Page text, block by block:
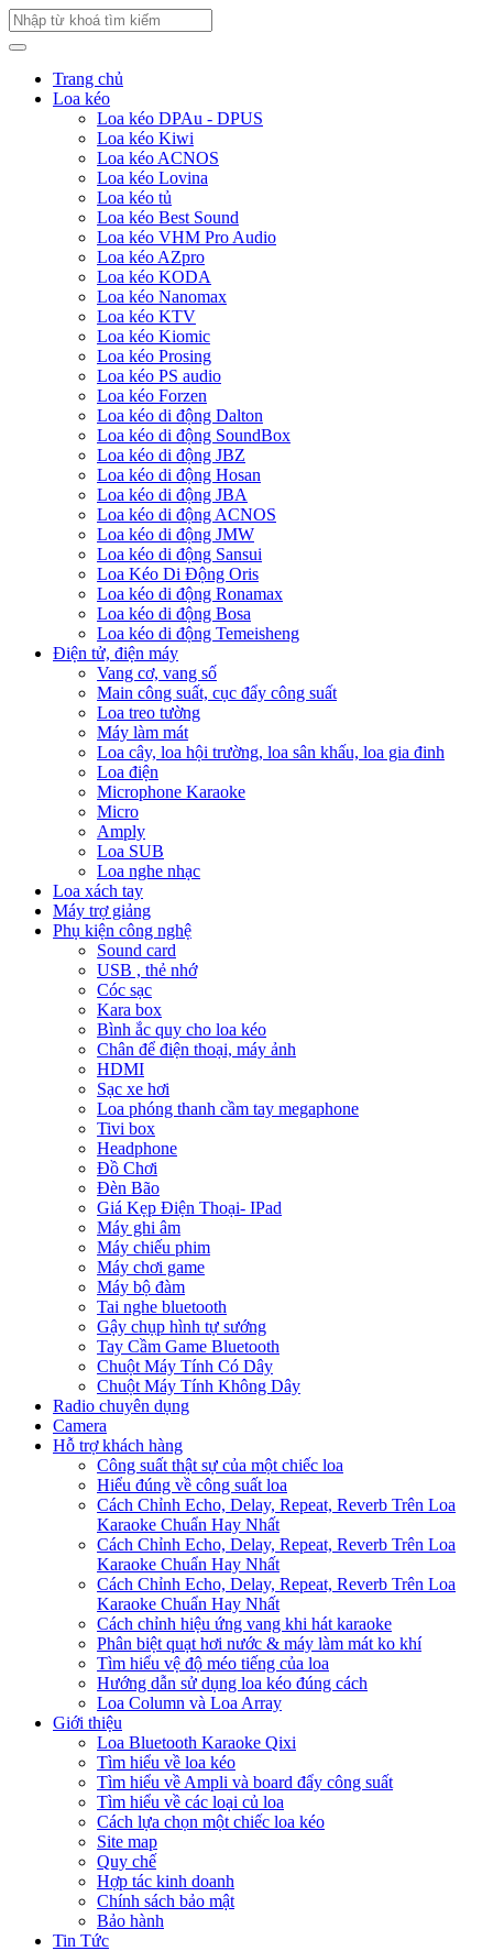
Trang chủ
Loa kéo
Loa kéo DPAu - DPUS
Loa kéo Kiwi
Loa kéo ACNOS
Loa kéo Lovina
Loa kéo tủ
Loa kéo Best Sound
Loa kéo VHM Pro Audio
Loa kéo AZpro
Loa kéo KODA
Loa kéo Nanomax
Loa kéo KTV
Loa kéo Kiomic
Loa kéo Prosing
Loa kéo PS audio
Loa kéo Forzen
Loa kéo di động Dalton
Loa kéo di động SoundBox
Loa kéo di động JBZ
Loa kéo di động Hosan
Loa kéo di động JBA
Loa kéo di động ACNOS
Loa kéo di động JMW
Loa kéo di động Sansui
Loa Kéo Di Động Oris
Loa kéo di động Ronamax
Loa kéo di động Bosa
Loa kéo di động Temeisheng
Điện tử, điện máy
Vang cơ, vang số
Main công suất, cục đẩy công suất
Loa treo tường
Máy làm mát
Loa cây, loa hội trường, loa sân khấu, loa gia đinh
Loa điện
Microphone Karaoke
Micro
Amply
Loa SUB
Loa nghe nhạc
Loa xách tay
Máy trợ giảng
Phụ kiện công nghệ
Sound card
USB , thẻ nhớ
Cóc sạc
Kara box
Bình ắc quy cho loa kéo
Chân để điện thoại, máy ảnh
HDMI
Sạc xe hơi
Loa phóng thanh cầm tay megaphone
Tivi box
Headphone
Đồ Chơi
Đèn Bão
Giá Kẹp Điện Thoại- IPad
Máy ghi âm
Máy chiếu phim
Máy chơi game
Máy bộ đàm
Tai nghe bluetooth
Gậy chụp hình tự sướng
Tay Cầm Game Bluetooth
Chuột Máy Tính Có Dây
Chuột Máy Tính Không Dây
Radio chuyên dụng
Camera
Hỗ trợ khách hàng
Công suất thật sự của một chiếc loa
Hiểu đúng về công suất loa
Cách Chỉnh Echo, Delay, Repeat, Reverb Trên Loa
Karaoke Chuẩn Hay Nhất
Cách Chỉnh Echo, Delay, Repeat, Reverb Trên Loa
Karaoke Chuẩn Hay Nhất
Cách Chỉnh Echo, Delay, Repeat, Reverb Trên Loa
Karaoke Chuẩn Hay Nhất
Cách chỉnh hiệu ứng vang khi hát karaoke
Phân biệt quạt hơi nước & máy làm mát ko khí
Tìm hiểu vệ độ méo tiếng của loa
Hướng dẫn sử dụng loa kéo đúng cách
Loa Column và Loa Array
Giới thiệu
Loa Bluetooth Karaoke Qixi
Tìm hiểu về loa kéo
Tìm hiểu về Ampli và board đẩy công suất
Tìm hiểu về các loại củ loa
Cách lựa chọn một chiếc loa kéo
Site map
Quy chế
Hợp tác kinh doanh
Chính sách bảo mật
Bảo hành
Tin Tức